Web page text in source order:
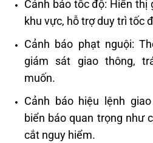
Cảnh báo tốc độ: Hiển
khu vực, hỗ trợ duy trì tốc
Cảnh báo phạt nguội:
giám sát giao thông,
muốn.
Cảnh báo hiệu lệnh
biển báo quan trọng như
cắt nguy hiểm.